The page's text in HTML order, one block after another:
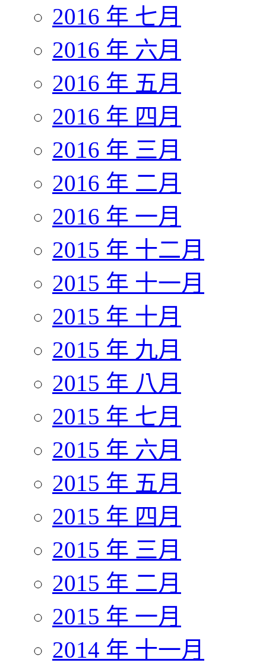
2016 年 七月
2016 年 六月
2016 年 五月
2016 年 四月
2016 年 三月
2016 年 二月
2016 年 一月
2015 年 十二月
2015 年 十一月
2015 年 十月
2015 年 九月
2015 年 八月
2015 年 七月
2015 年 六月
2015 年 五月
2015 年 四月
2015 年 三月
2015 年 二月
2015 年 一月
2014 年 十一月